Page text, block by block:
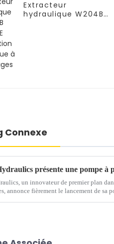
Extracteur
hydraulique W204B
Connexe
un innovateur de premier plan
annonce fièrement le lancement de sa